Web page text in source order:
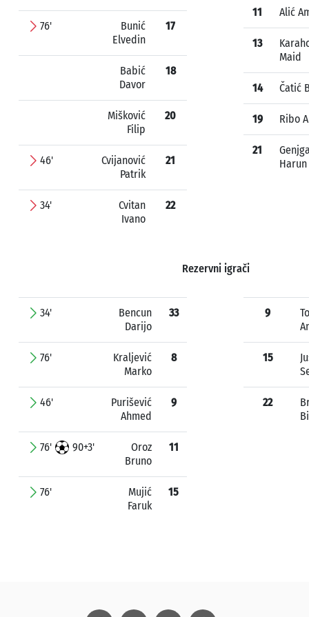
76'
Bunić
Elvedin
17
Babić
Davor
18
Mišković
Filip
20
46'
Cvijanović
Patrik
21
34'
Cvitan
Ivano
22
11 Alić
13
Maid
14 Čatić
19 Ribo
21
Harun
Rezervni igrači
34'
Bencun
Darijo
33
76'
Kraljević
Marko
8
46'
Purišević
Ahmed
9
76' 90+3'
Oroz
Bruno
11
76'
Mujić
Faruk
15
9
15
22